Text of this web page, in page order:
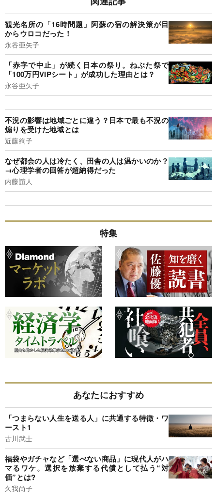
観光名所の「16時問題」阿蘇の宿の解決策が目
からウロコだった！
永谷亜矢子
「赤字で中止」が続く日本の祭り。ねぶた祭で
「100万円VIPシート」が成功した理由とは？
永谷亜矢子
不況の影響は地域ごとに違う？日本で最も不況の
煽りを受けた地域とは
近藤絢子
なぜ都会の人は冷たく、田舎の人は温かいのか？
→心理学者の回答が超納得だった
内藤誼人
特集
あなたにおすすめ
「つまらない人生を送る人」に共通する特徴・ワ
ースト1
古川武士
福袋やガチャなど「選べない商品」に現代人がハ
マるワケ。選択を放棄する代償として払う“対
価”とは?
久我尚子